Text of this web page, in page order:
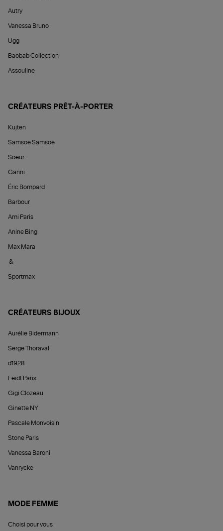
Autry
Vanessa Bruno
Ugg
Baobab Collection
Assouline
CRÉATEURS PRÊT-À-PORTER
Kujten
Samsoe Samsoe
Soeur
Ganni
Éric Bompard
Barbour
Ami Paris
Anine Bing
Max Mara
&
Sportmax
CRÉATEURS BIJOUX
Aurélie Bidermann
Serge Thoraval
d1928
Feidt Paris
Gigi Clozeau
Ginette NY
Pascale Monvoisin
Stone Paris
Vanessa Baroni
Vanrycke
MODE FEMME
Choisi pour vous